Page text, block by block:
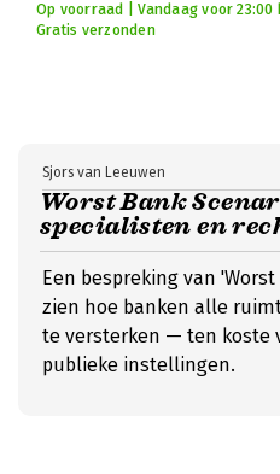
Op voorraad | Vandaag voor 23:00
Gratis verzonden
Worst Bank
specialisten en
Sjors van Leeuwen
Een bespreking van
zien hoe banken alle
te versterken — ten koste
publieke instellingen.